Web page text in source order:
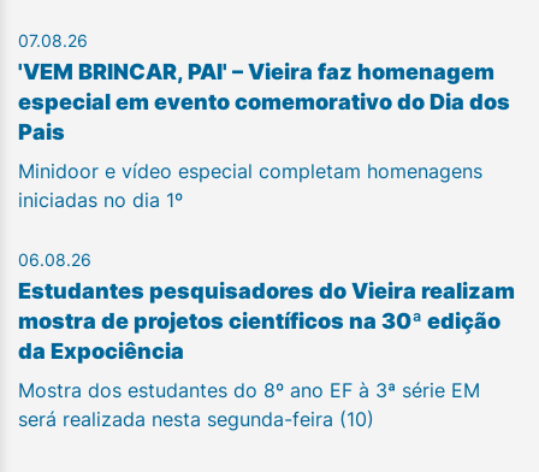
07.08.26
'VEM BRINCAR, PAI' – Vieira faz homenagem
especial em evento comemorativo do Dia dos
Pais
Minidoor e vídeo especial completam homenagens
iniciadas no dia 1º
06.08.26
Estudantes pesquisadores do Vieira realizam
mostra de projetos científicos na 30ª edição
da Expociência
Mostra dos estudantes do 8º ano EF à 3ª série EM
será realizada nesta segunda-feira (10)